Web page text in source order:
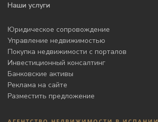
Наши услуги
Юридическое сопровождение
Управление недвижимостью
Покупка недвижимости с порталов
Инвестиционный консалтинг
Банковские активы
Реклама на сайте
Разместить предложение